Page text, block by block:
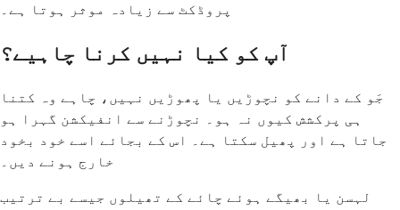
پروڈکٹ سے زیادہ موثر ہوتا ہے۔
آپ کو کیا نہیں کرنا چاہیے؟
جَو کے دانے کو نچوڑیں یا پھوڑیں نہیں، چاہے وہ کتنا
ہی پرکشش کیوں نہ ہو۔ نچوڑنے سے انفیکشن گہرا ہو
جاتا ہے اور پھیل سکتا ہے۔ اس کے بجائے اسے خود بخود
خارج ہونے دیں۔
لہسن یا بھیگے ہوئے چائے کے تھیلوں جیسے بے ترتیب